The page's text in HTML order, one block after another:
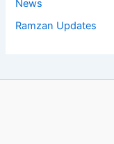
News
Ramzan Updates